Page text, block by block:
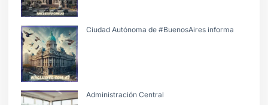
Ciudad Autónoma de #BuenosAires informa
Administración Central